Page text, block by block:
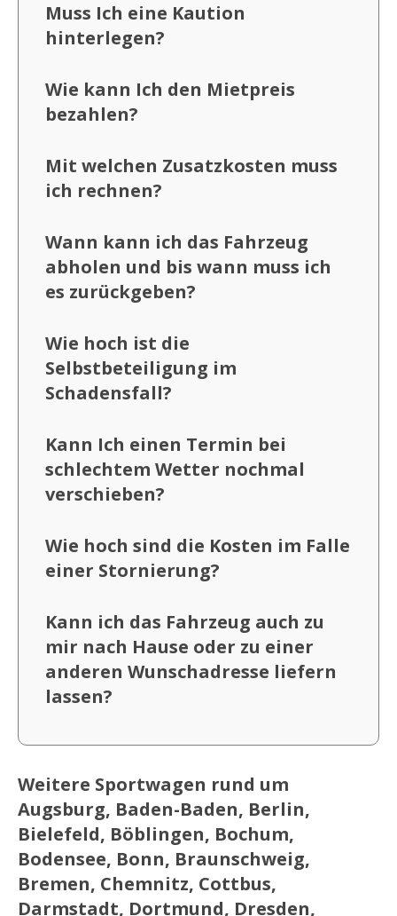
Muss Ich eine Kaution
hinterlegen?
Wie kann Ich den Mietpreis
bezahlen?
Mit welchen Zusatzkosten muss
ich rechnen?
Wann kann ich das Fahrzeug
abholen und bis wann muss ich
es zurückgeben?
Wie hoch ist die
Selbstbeteiligung im
Schadensfall?
Kann Ich einen Termin bei
schlechtem Wetter nochmal
verschieben?
Wie hoch sind die Kosten im Falle
einer Stornierung?
Kann ich das Fahrzeug auch zu
mir nach Hause oder zu einer
anderen Wunschadresse liefern
lassen?
Weitere Sportwagen rund um
Augsburg, Baden-Baden, Berlin,
Bielefeld, Böblingen, Bochum,
Bodensee, Bonn, Braunschweig,
Bremen, Chemnitz, Cottbus,
Darmstadt, Dortmund, Dresden,